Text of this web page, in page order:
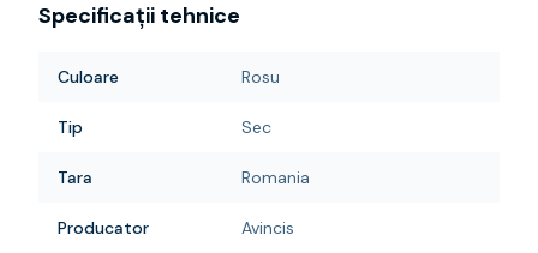
Specificații tehnice
Culoare Rosu
Tip Sec
Tara Romania
Producator Avincis